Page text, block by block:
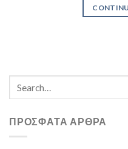
ΠΡΌΣΦΑΤΑ ΆΡΘΡΑ